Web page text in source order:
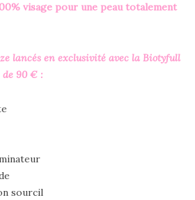
visage pour une peau totalement
lancés en exclusivité avec la Biotyfull
de 90 € :
sourcil